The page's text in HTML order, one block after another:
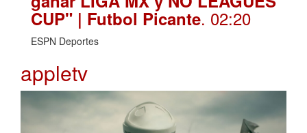
CUP" | Futbol Picante. 02:20
ESPN Deportes
appletv